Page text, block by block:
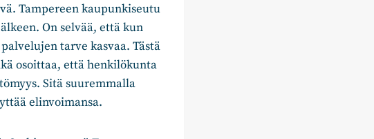
Tampereen kaupunkiseutu
On selvää, että kun
tarve kasvaa. Tästä
osoittaa, että henkilökunta
Sitä suuremmalla
elinvoimansa.